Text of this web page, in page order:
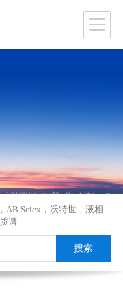
， AB Sciex ， 沃特世， 液相
质谱